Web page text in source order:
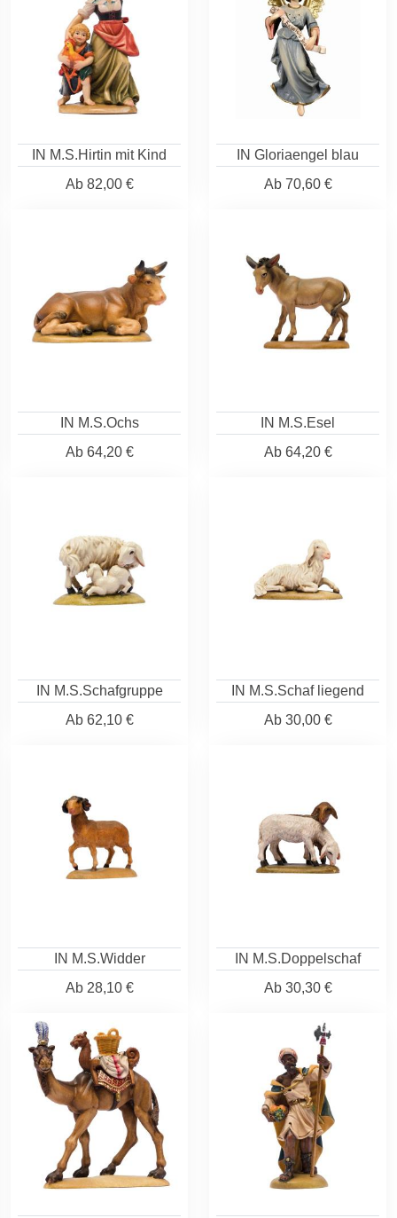
IN M.S.Hirtin mit Kind
Ab82,00 €
IN Gloriaengel blau
Ab70,60 €
IN M.S.Ochs
Ab64,20 €
IN M.S.Esel
Ab64,20 €
IN M.S.Schafgruppe
Ab62,10 €
IN M.S.Schaf liegend
Ab30,00 €
IN M.S.Widder
Ab28,10 €
IN M.S.Doppelschaf
Ab30,30 €